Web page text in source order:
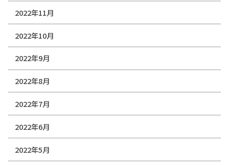
2022年11月
2022年10月
2022年9月
2022年8月
2022年7月
2022年6月
2022年5月